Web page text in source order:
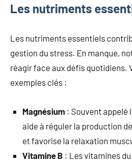
Les nutriments
Les nutriments essentiels
gestion du stress. En manque,
réagir face aux défis quotidiens.
exemples clés :
Magnésium : Souvent appelé
aide à réguler la production
et favorise la relaxation
Vitamine B : Les vitamines